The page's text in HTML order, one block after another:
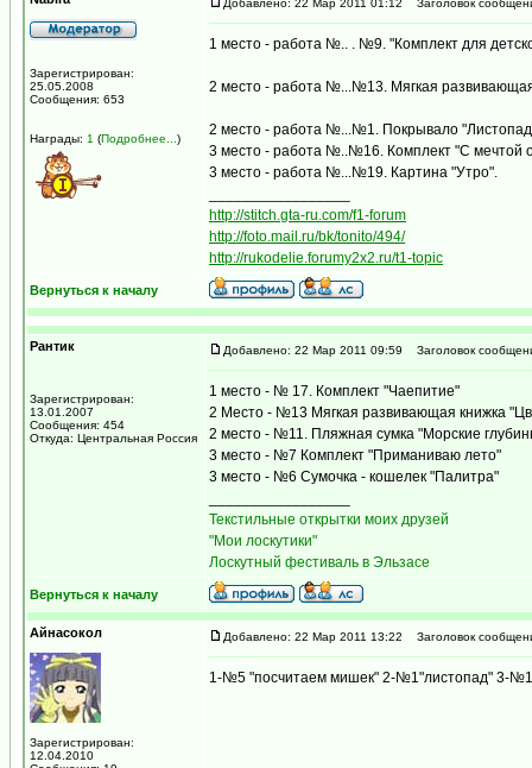
Зарегистрирован:
25.05.2008
Сообщения: 653
Награды: 1 (Подробнее... )
Добавлено: 22 Мар 2011 01:12 Заголовок
1 место - работа №.. . №9. "Комплект для
2 место - работа №...№13. Мягкая
2 место - работа №...№1. Покрывало
3 место - работа №..№16. Комплект "С мечтой
3 место - работа №...№19. Картина "Утро".
http://stitch.gta-ru.com/f1-forum
http://foto.mail.ru/bk/tonito/494/
http://rukodelie.forumy2x2.ru/t1-topic
Вернуться к началу
Рантик
Зарегистрирован:
13.01.2007
Сообщения: 454
Откуда: Центральная Россия
Добавлено: 22 Мар 2011 09:59 Заголовок
1 место - № 17. Комплект "Чаепитие"
2 Место - №13 Мягкая развивающая книжка
2 место - №11. Пляжная сумка "Морские
3 место - №7 Комплект "Приманиваю лето"
3 место - №6 Сумочка - кошелек "Палитра"
Текстильные открытки моих друзей
"Мои лоскутики"
Лоскутный фестиваль в Эльзасе
Вернуться к началу
Айнасокол
Зарегистрирован:
12.04.2010
Добавлено: 22 Мар 2011 13:22 Заголовок
1-№5 "посчитаем мишек" 2-№1"листопад" 3-